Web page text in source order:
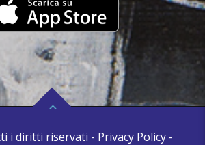
i diritti riservati - Privacy Policy -